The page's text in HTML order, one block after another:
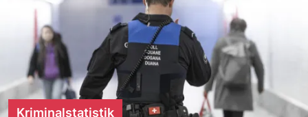
Kriminalstatistik